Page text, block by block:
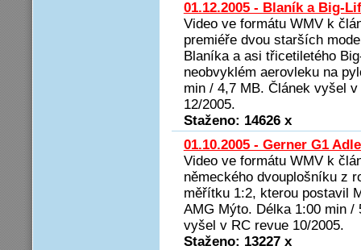
01.12.2005 - Blaník a Big-
Video ve formátu WMV k
premiéře dvou starších
Blaníka a asi třicetiletého
neobvyklém aerovleku na
min / 4,7 MB. Článek vyšel
12/2005.
Staženo: 14626 x
01.10.2005 - Gerner G1
Video ve formátu WMV k
německého dvouplošníku z
měřítku 1:2, kterou postavil
AMG Mýto. Délka 1:00 min /
vyšel v RC revue 10/2005.
Staženo: 13227 x